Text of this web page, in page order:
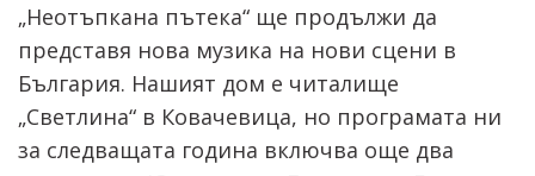
„Неотъпкана пътека“ ще продължи да
представя нова музика на нови сцени в
България. Нашият дом е читалище
„Светлина“ в Ковачевица, но програмата ни
за следващата година включва още два